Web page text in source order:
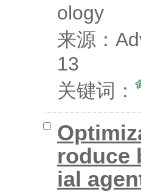
ology
来源：
13
关键词：
roduce
ial